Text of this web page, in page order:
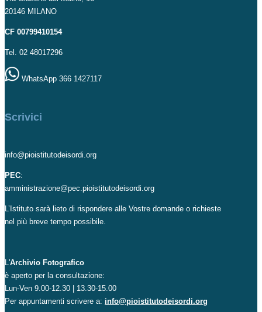
20146 MILANO
CF 00799410154
Tel. 02 48017296
WhatsApp 366 1427117
Scrivici
info@pioistitutodeisordi.org
PEC:
amministrazione@pec.pioistitutodeisordi.org
L’Istituto sarà lieto di rispondere alle Vostre domande o richieste
nel più breve tempo possibile.
L'Archivio Fotografico
è aperto per la consultazione:
Lun-Ven 9.00-12.30 | 13.30-15.00
Per appuntamenti scrivere a: info@pioistitutodeisordi.org